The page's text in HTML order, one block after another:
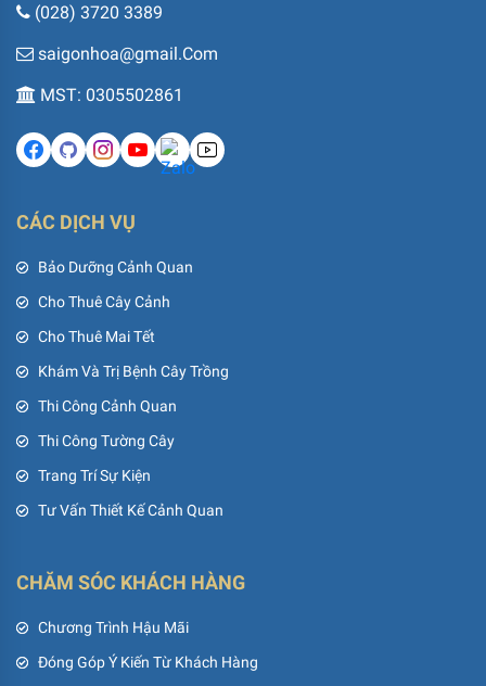
(028) 3720 3389
saigonhoa@gmail.Com
MST: 0305502861
CÁC DỊCH VỤ
Bảo Dưỡng Cảnh Quan
Cho Thuê Cây Cảnh
Cho Thuê Mai Tết
Khám Và Trị Bệnh Cây Trồng
Thi Công Cảnh Quan
Thi Công Tường Cây
Trang Trí Sự Kiện
Tư Vấn Thiết Kế Cảnh Quan
CHĂM SÓC KHÁCH HÀNG
Chương Trình Hậu Mãi
Đóng Góp Ý Kiến Từ Khách Hàng